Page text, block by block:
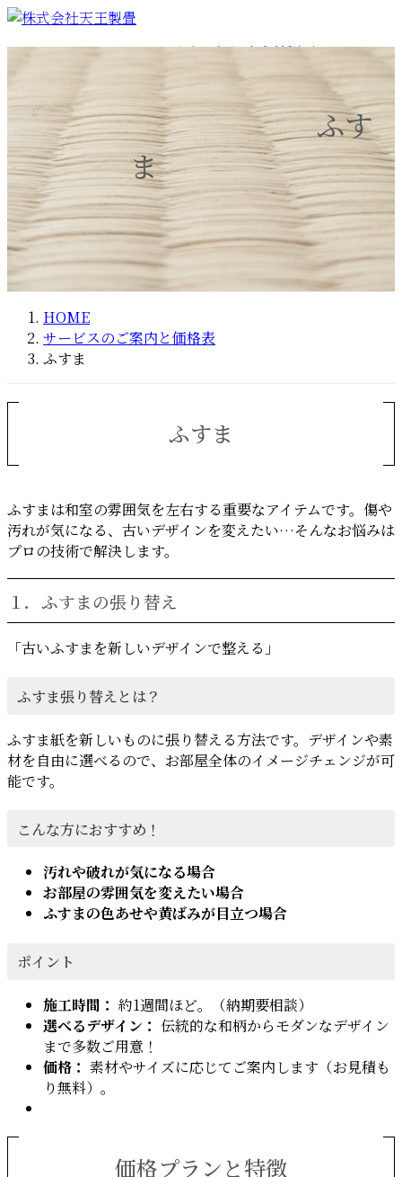
コ
ン
ツ
キ
ッ
プ
ナ
ー
シ
に
移
動
ホームサービスのご案内と価格表
ふすま
障子
会社概要
経営理念
スタッフ紹介
よくある質問とその回答
施工事例・ブログ
お問い合わせ
ふす
ま
HOME
サービスのご案内と価格表
ふすま
ふすま
ふすまは和室の雰囲気を左右する重要なアイテムです。傷や
汚れが気になる、古いデザインを変えたい…そんなお悩みは
プロの技術で解決します。
１．ふすまの張り替え
「古いふすまを新しいデザインで整える」
ふすま張り替えとは？
ふすま紙を新しいものに張り替える方法です。デザインや素
材を自由に選べるので、お部屋全体のイメージチェンジが可
能です。
こんな方におすすめ！
汚れや破れが気になる場合
お部屋の雰囲気を変えたい場合
ふすまの色あせや黄ばみが目立つ場合
ポイント
施工時間： 約1週間ほど。（納期要相談）
選べるデザイン： 伝統的な和柄からモダンなデザイン
まで多数ご用意！
価格： 素材やサイズに応じてご案内します（お見積も
り無料）。
価格プランと特徴